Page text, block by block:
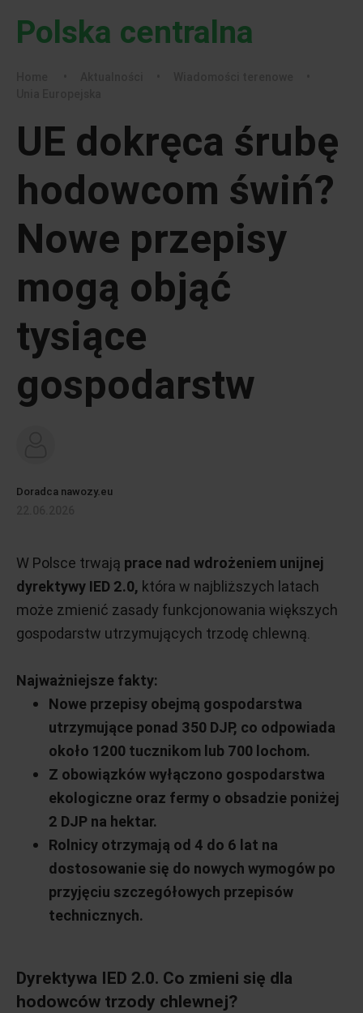
Polska centralna
UE dokręca śrubę
hodowcom świń?
Nowe przepisy
mogą objąć
tysiące
gospodarstw
Doradca nawozy.eu
W Polsce trwają prace nad wdrożeniem unijnej
dyrektywy IED 2.0, która w najbliższych latach
może zmienić zasady funkcjonowania większych
gospodarstw utrzymujących trzodę chlewną.
Najważniejsze fakty:
Nowe przepisy obejmą gospodarstwa
utrzymujące ponad 350 DJP, co odpowiada
około 1200 tucznikom lub 700 lochom.
Z obowiązków wyłączono gospodarstwa
ekologiczne oraz fermy o obsadzie poniżej
2 DJP na hektar.
Rolnicy otrzymają od 4 do 6 lat na
dostosowanie się do nowych wymogów po
przyjęciu szczegółowych przepisów
technicznych.
Dyrektywa IED 2.0. Co zmieni się dla
hodowców trzody chlewnej?